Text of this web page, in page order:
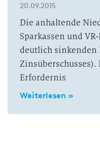
20.09.2015
Die anhaltende
Sparkassen und
deutlich sinkenden
Erfordernis
Weiterlesen »